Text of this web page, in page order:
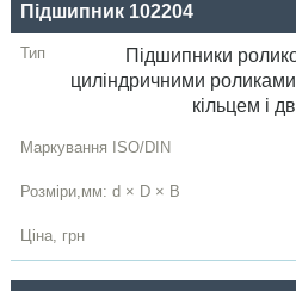
Підшипник 102204
Підшипники
циліндричними
кільцем і